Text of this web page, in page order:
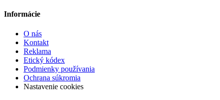
Informácie
O nás
Kontakt
Reklama
Etický kódex
Podmienky používania
Ochrana súkromia
Nastavenie cookies